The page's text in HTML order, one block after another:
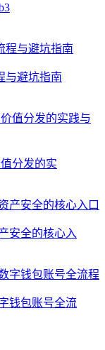
与避坑指南
分发的实
安全的核心入
钱包账号全流